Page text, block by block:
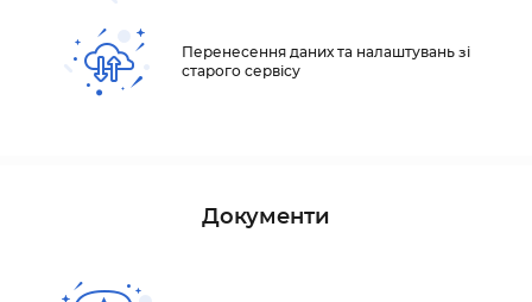
Перенесення даних та налаштувань зі
старого сервісу
Документи